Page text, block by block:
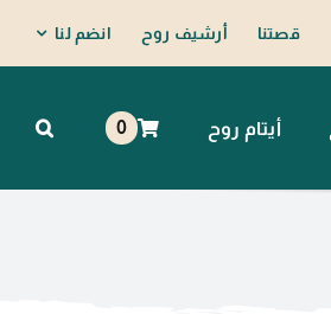
قصتنا أرشيف روح انضم لنا
أيتام روح 0